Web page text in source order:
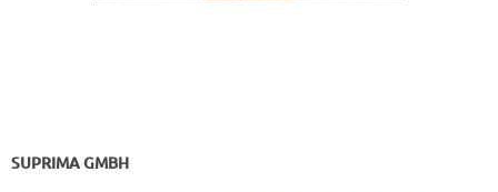
SUPRIMA GMBH